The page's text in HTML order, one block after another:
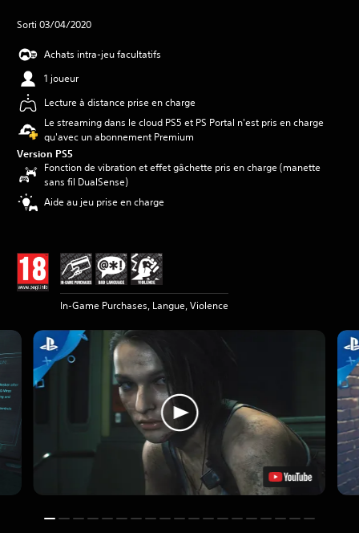
Sorti 03/04/2020
Achats intra-jeu facultatifs
1 joueur
Lecture à distance prise en charge
Le streaming dans le cloud PS5 et PS Portal n'est pris en charge
qu'avec un abonnement Premium
Version PS5
Fonction de vibration et effet gâchette pris en charge (manette
sans fil DualSense)
Aide au jeu prise en charge
In-Game Purchases, Langue, Violence